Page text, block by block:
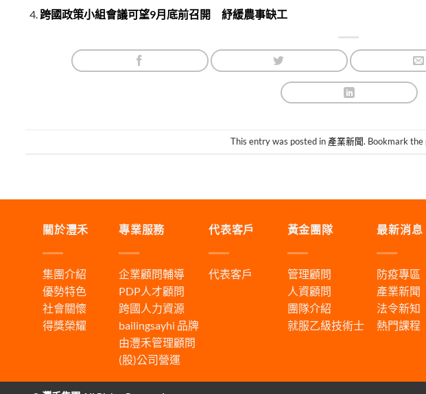
跨國政策小組會議可望9月底前召開 紓緩農事缺工
This entry was posted in 產業新聞. Bookmark the
關於灃禾
集團介紹
優勢特色
社會關懷
得獎榮耀
專業服務
企業顧問輔導
PDP人才顧問
跨國人力資源
bailingsayhi 品牌
由灃禾管理顧問
(股)公司營運
代表客戶
代表客戶
黃金團隊
管理顧問
人資顧問
團隊介紹
就服乙級技術士
最新消息
防疫專區
產業新聞
法令新知
熱門課程